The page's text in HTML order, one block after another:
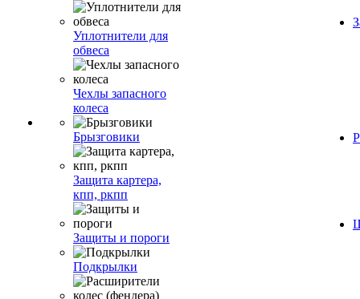
Уплотнители для
обвеса
Чехлы запасного
колеса
Брызговики
Защита картера,
кпп, ркпп
Защиты и пороги
Подкрылки